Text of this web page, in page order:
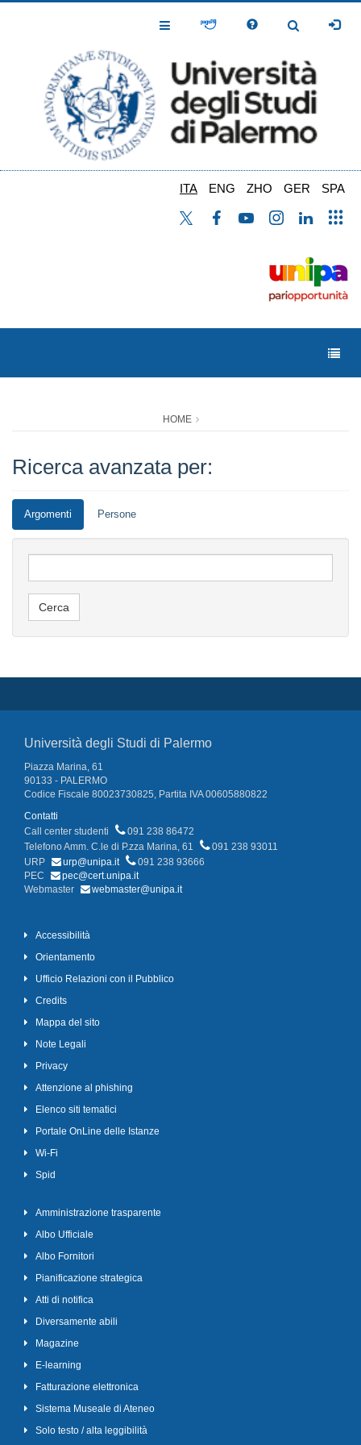
Toggle
Toggle
ITA ENG ZHO GER SPA
HOME
Ricerca avanzata per:
Argomenti Persone
Università degli Studi di Palermo
Piazza Marina, 61
90133 - PALERMO
Codice Fiscale 80023730825, Partita IVA 00605880822
Contatti
Call center studenti
091 238 86472
Telefono Amm. C.le di P.zza Marina, 61
091 238 93011
URP
urp@unipa.it
091 238 93666
PEC
pec@cert.unipa.it
Webmaster
webmaster@unipa.it
Accessibilità
Orientamento
Ufficio Relazioni con il Pubblico
Credits
Mappa del sito
Note Legali
Privacy
Attenzione al phishing
Elenco siti tematici
Portale OnLine delle Istanze
Wi-Fi
Spid
Amministrazione trasparente
Albo Ufficiale
Albo Fornitori
Pianificazione strategica
Atti di notifica
Diversamente abili
Magazine
E-learning
Fatturazione elettronica
Sistema Museale di Ateneo
Solo testo / alta leggibilità